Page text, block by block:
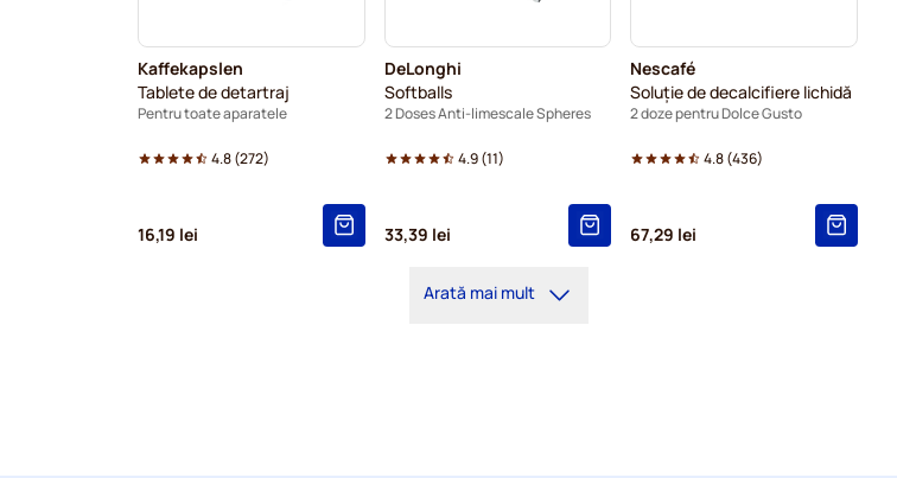
Kaffekapslen
Tablete de detartraj
Pentru toate aparatele
4.8(272)
16,19 lei
DeLonghi
Softballs
2 Doses Anti-limescale Spheres
4.9(11)
33,39 lei
Nescafé
Soluție de decalcifiere lichidă
2 doze pentru Dolce Gusto
4.8(436)
67,29 lei
Arată mai mult